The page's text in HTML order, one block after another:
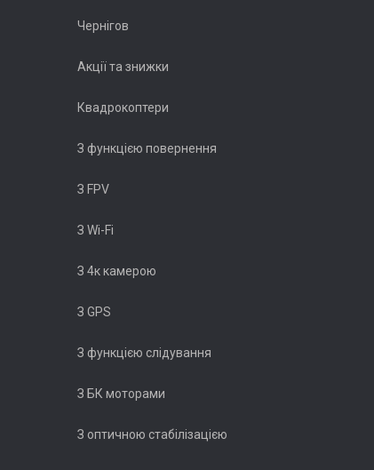
Чернігов
Акції та знижки
Квадрокоптери
З функцією повернення
З FPV
З Wi-Fi
З 4к камерою
З GPS
З функцією слідування
З БК моторами
З оптичною стабілізацією